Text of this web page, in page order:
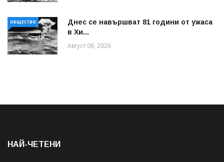
ОБЩЕСТВО
Днес се навършват 81 години от ужаса
в Хи...
Август 06, 2026
НАЙ-ЧЕТЕНИ